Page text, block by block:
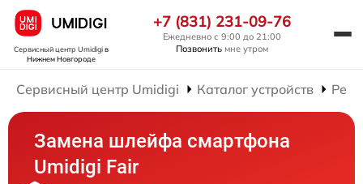
Сервисный центр Umidigiв
Нижнем Новгороде
+7 (831) 231-09-76
Ежедневно с 9:00 до 21:00
Позвонить мне утром
Сервисный центр Umidigi Каталог устройств
Замена шлейфа смартфона
Umidigi Fair